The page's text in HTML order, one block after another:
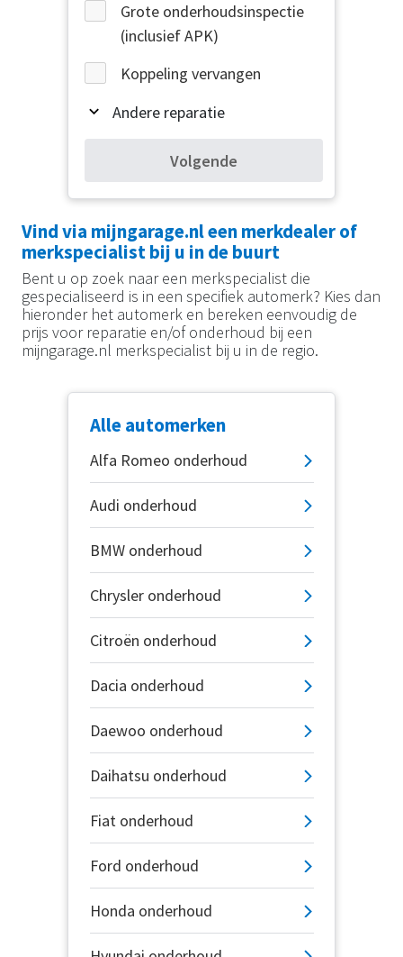
Grote onderhoudsinspectie
(inclusief APK)
Koppeling vervangen
Andere reparatie
Volgende
Vind via mijngarage.nl een merkdealer of
merkspecialist bij u in de buurt
Bent u op zoek naar een merkspecialist die
gespecialiseerd is in een specifiek automerk? Kies dan
hieronder het automerk en bereken eenvoudig de
prijs voor reparatie en/of onderhoud bij een
mijngarage.nl merkspecialist bij u in de regio.
Alle automerken
Alfa Romeo onderhoud
Audi onderhoud
BMW onderhoud
Chrysler onderhoud
Citroën onderhoud
Dacia onderhoud
Daewoo onderhoud
Daihatsu onderhoud
Fiat onderhoud
Ford onderhoud
Honda onderhoud